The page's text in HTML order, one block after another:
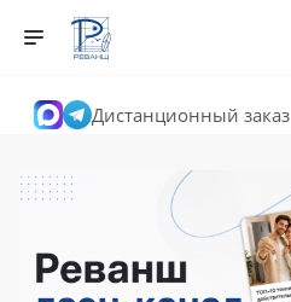
Дистанционный заказ